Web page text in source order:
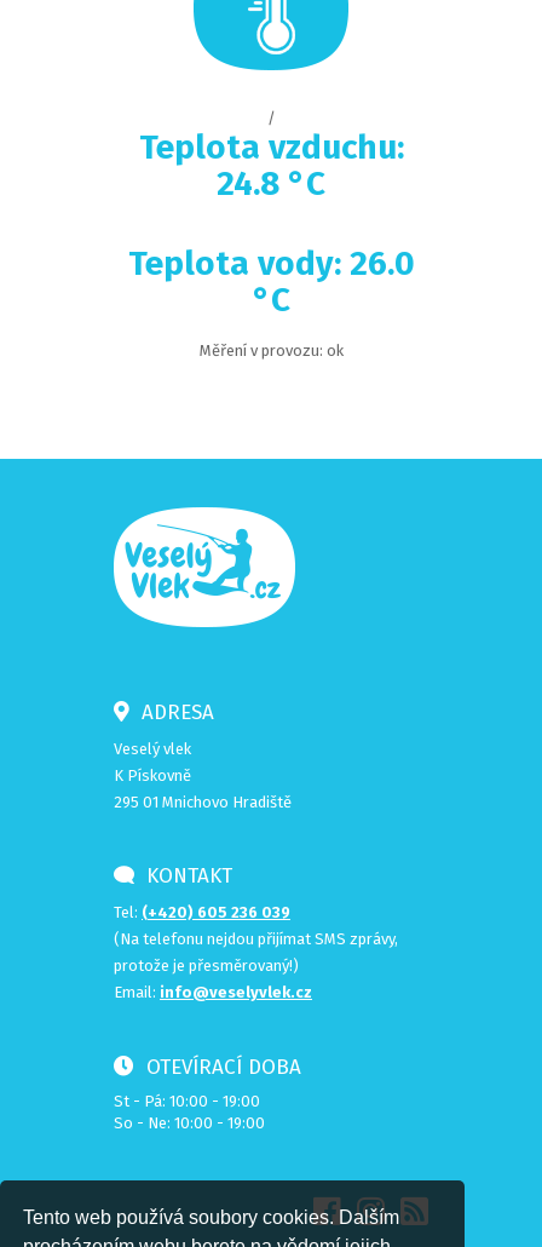
Tento web používá soubory cookies. Dalším
/
Teplota vzduchu:
24.8 °C
Teplota vody: 26.0
°C
Měření v provozu: ok
ADRESA
Veselý vlek
K Pískovně
295 01 Mnichovo Hradiště
KONTAKT
Tel: (+420) 605 236 039
(Na telefonu nejdou přijímat SMS zprávy,
protože je přesměrovaný!)
Email: info@veselyvlek.cz
OTEVÍRACÍ DOBA
St - Pá: 10:00 - 19:00
So - Ne: 10:00 - 19:00